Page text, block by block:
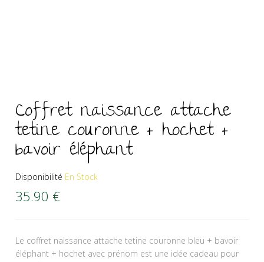
Coffret naissance attache
tetine couronne + hochet +
bavoir éléphant
Disponibilité En Stock
35.90 €
Le coffret naissance attache tetine couronne bleu + bavoir
éléphant + hochet avec prénom est une idée cadeau pour